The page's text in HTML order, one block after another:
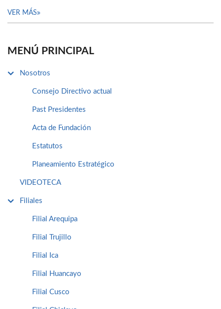
VER MÁS
MENÚ PRINCIPAL
Nosotros
Consejo Directivo actual
Past Presidentes
Acta de Fundación
Estatutos
Planeamiento Estratégico
VIDEOTECA
Filiales
Filial Arequipa
Filial Trujillo
Filial Ica
Filial Huancayo
Filial Cusco